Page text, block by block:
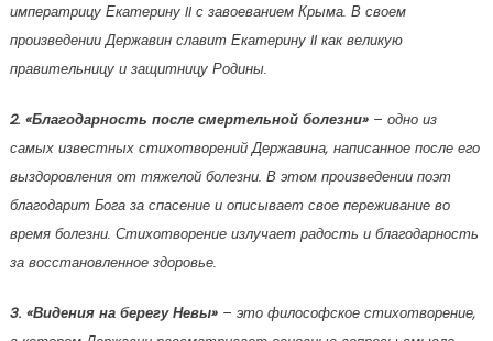
императрицу Екатерину II с завоеванием Крыма. В своем
произведении Державин славит Екатерину II как великую
правительницу и защитницу Родины.
2. «Благодарность после смертельной болезни»– одно из
самых известных стихотворений Державина, написанное после его
выздоровления от тяжелой болезни. В этом произведении поэт
благодарит Бога за спасение и описывает свое переживание во
время болезни. Стихотворение излучает радость и благодарность
за восстановленное здоровье.
3. «Видения на берегу Невы»– это философское стихотворение,